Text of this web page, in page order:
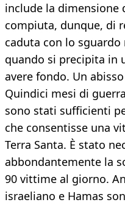
include la dimensione
compiuta, dunque, di
caduta con lo sguardo
quando si precipita in
avere fondo. Un
Quindici mesi di
sono stati sufficienti
che consentisse una
Terra Santa. È stato
abbondantemente la
90 vittime al giorno.
israeliano e Hamas